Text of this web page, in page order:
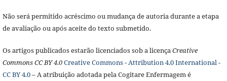
Não será permitido acréscimo ou mudança de autoria durante a etapa
de avaliação ou após aceite do texto submetido.
Os artigos publicados estarão licenciados sob a licençaCreative
Commons CC BY 4.0Creative Commons - Attribution 4.0 International -
CC BY 4.0– A atribuição adotada pela Cogitare Enfermagem é